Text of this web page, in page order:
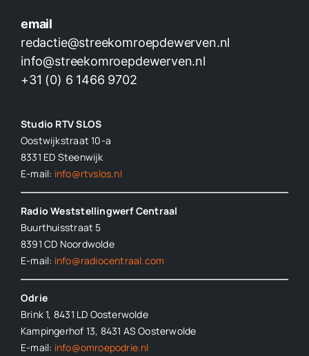
email
redactie@streekomroepdewerven.nl
info@streekomroepdewerven.nl
+31 (0) 6 1466 9702
Studio RTV SLOS
Oostwijkstraat 10-a
8331 ED Steenwijk
E-mail: info@rtvslos.nl
Radio Weststellingwerf Centraal
Buurthuisstraat 5
8391 CD Noordwolde
E-mail: info@radiocentraal.com
Odrie
Brink 1, 8431 LD Oosterwolde
Kampingerhof 13, 8431 AS Oosterwolde
E-mail: info@omroepodrie.nl